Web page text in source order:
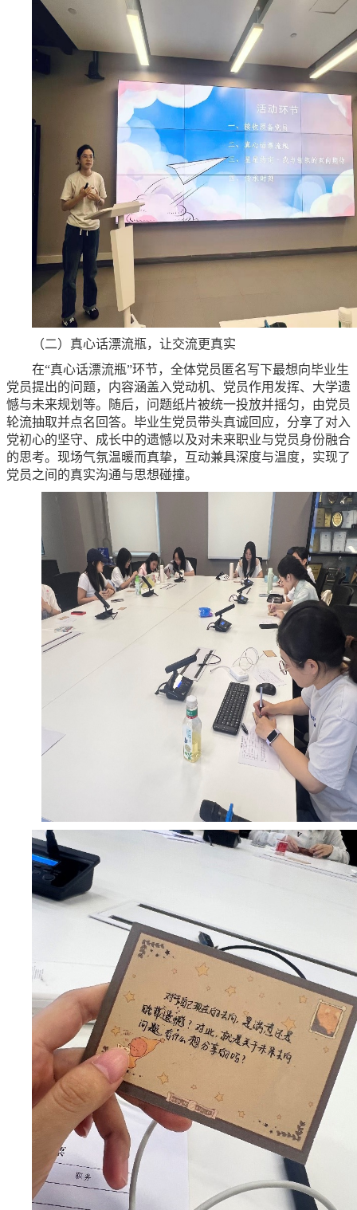
（二）真心话漂流瓶，让交流更真实
在“真心话漂流瓶”环节，全体党员匿名写下最想向毕业生
党员提出的问题，内容涵盖入党动机、党员作用发挥、大学遗
憾与未来规划等。随后，问题纸片被统一投放并摇匀，由党员
轮流抽取并点名回答。毕业生党员带头真诚回应，分享了对入
党初心的坚守、成长中的遗憾以及对未来职业与党员身份融合
的思考。现场气氛温暖而真挚，互动兼具深度与温度，实现了
党员之间的真实沟通与思想碰撞。